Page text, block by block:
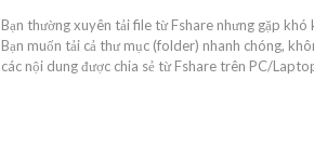
Bạn thường xuyên tải file từ Fshare nhưng gặp khó
Bạn muốn tải cả thư mục (folder) nhanh chóng,
các nội dung được chia sẻ từ Fshare trên PC/